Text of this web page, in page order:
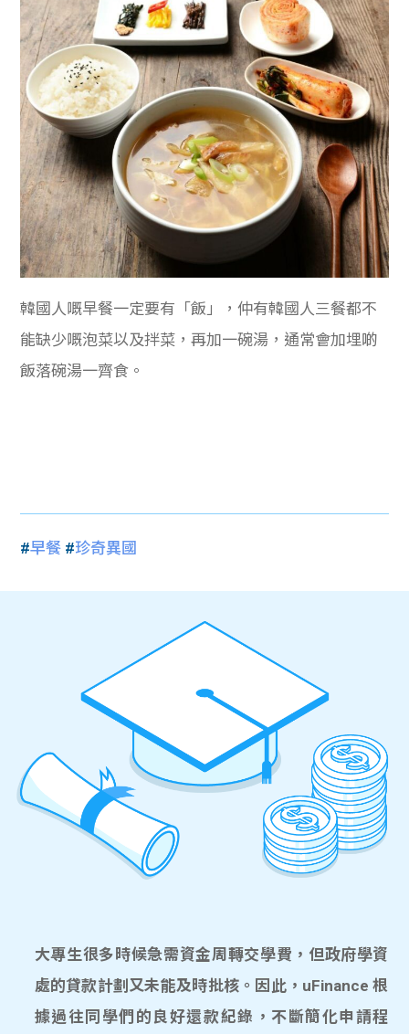
韓國人嘅早餐一定要有「飯」，仲有韓國人三餐都不
能缺少嘅泡菜以及拌菜，再加一碗湯，通常會加埋啲
飯落碗湯一齊食。
#早餐 #珍奇異國
大專生很多時候急需資金周轉交學費，但政府學資
處的貸款計劃又未能及時批核。因此，uFinance 根
據過往同學們的良好還款紀錄，不斷簡化申請程